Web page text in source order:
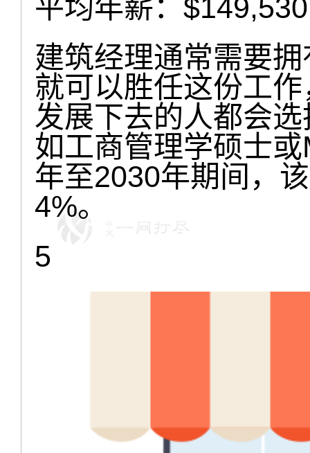
平均年薪：$149,530
建筑经理通常需要
就可以胜任这份工
发展下去的人都会
如工商管理学硕士
年至2030年期间，
4%。
5